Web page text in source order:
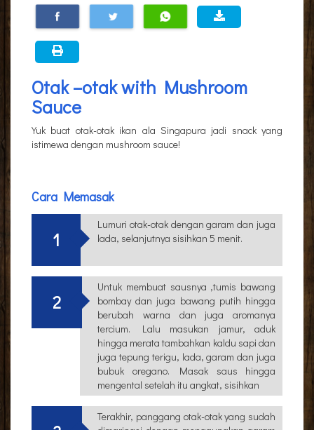
Otak –otak with Mushroom
Sauce
Yuk buat otak-otak ikan ala Singapura jadi snack yang
istimewa dengan mushroom sauce!
Cara Memasak
1
Lumuri otak-otak dengan garam dan juga
lada, selanjutnya sisihkan 5 menit.
2
Untuk membuat sausnya ,tumis bawang
bombay dan juga bawang putih hingga
berubah warna dan juga aromanya
tercium. Lalu masukan jamur, aduk
hingga merata tambahkan kaldu sapi dan
juga tepung terigu, lada, garam dan juga
bubuk oregano. Masak saus hingga
mengental setelah itu angkat, sisihkan
Terakhir, panggang otak-otak yang sudah